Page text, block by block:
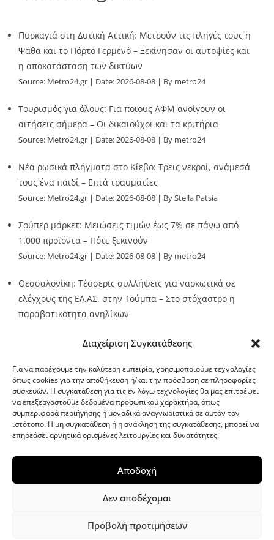
Διαχείριση Συγκατάθεσης
Για να παρέχουμε την καλύτερη εμπειρία, χρησιμοποιούμε τεχνολογίες
όπως cookies για την αποθήκευση ή/και την πρόσβαση σε πληροφορίες
συσκευών. Η συγκατάθεση για τις εν λόγω τεχνολογίες θα μας επιτρέψει
να επεξεργαστούμε δεδομένα προσωπικού χαρακτήρα, όπως
συμπεριφορά περιήγησης ή μοναδικά αναγνωριστικά σε αυτόν τον
ιστότοπο. Η μη συγκατάθεση ή η ανάκληση της συγκατάθεσης, μπορεί να
επηρεάσει αρνητικά ορισμένες λειτουργίες και δυνατότητες.
Αποδοχή
Δεν αποδέχομαι
Προβολή προτιμήσεων
Πυρκαγιά στη Δυτική Αττική: Μετρούν τις πληγές τους η
Ψάθα και το Πόρτο Γερμενό – Ξεκίνησαν οι αυτοψίες και
η αποκατάσταση των δικτύων
Source: Metro24.gr Date: 2026-08-08 By metro24
Τουρισμός για όλους: Για ποιους ΑΦΜ ανοίγουν οι
αιτήσεις σήμερα – Οι δικαιούχοι και τα κριτήρια
Source: Metro24.gr Date: 2026-08-08 By metro24
Νέα ρωσικά πλήγματα στο Κίεβο: Τρεις νεκροί, ανάμεσά
τους ένα παιδί – Επτά τραυματίες
Source: Metro24.gr Date: 2026-08-08 By Stella Patsia
Σούπερ μάρκετ: Μειώσεις τιμών έως 7% σε πάνω από
1.000 προϊόντα – Πότε ξεκινούν
Source: Metro24.gr Date: 2026-08-08 By metro24
Θεσσαλονίκη: Τέσσερις συλλήψεις για ναρκωτικά σε
ελέγχους της ΕΛ.ΑΣ. στην Τούμπα – Στο στόχαστρο η
παραβατικότητα ανηλίκων
G-point.gr